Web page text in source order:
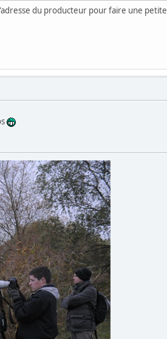
du producteur pour faire une petite